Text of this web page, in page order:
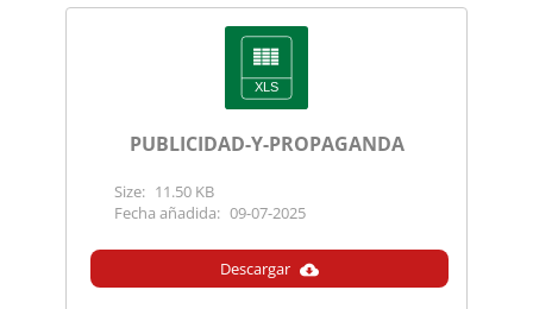
PUBLICIDAD-Y-PROPAGANDA
Size: 11.50 KB
Fecha añadida: 09-07-2025
Descargar